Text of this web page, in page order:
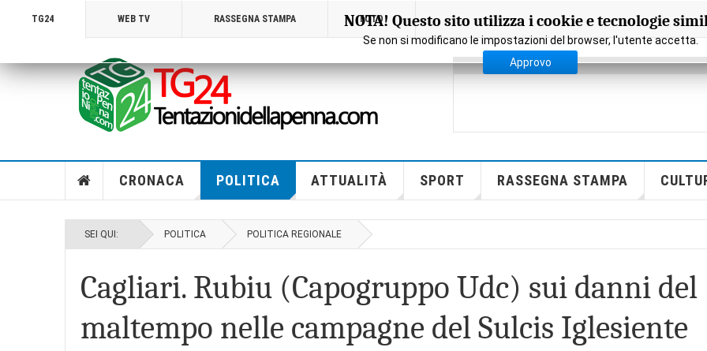
TG24 WEB TV RASSEGNA STAMPA FOTO
NOTA! Questo sito utilizza i cookie e tecnologie
Se non si modificano le impostazioni del browser, l'utente accetta.
Approvo
CRONACA POLITICA ATTUALITÀ SPORT RASSEGNA STAMPA
SEI QUI: POLITICA POLITICA REGIONALE
Cagliari. Rubiu (Capogruppo Udc) sui danni del
maltempo nelle campagne del Sulcis Iglesiente